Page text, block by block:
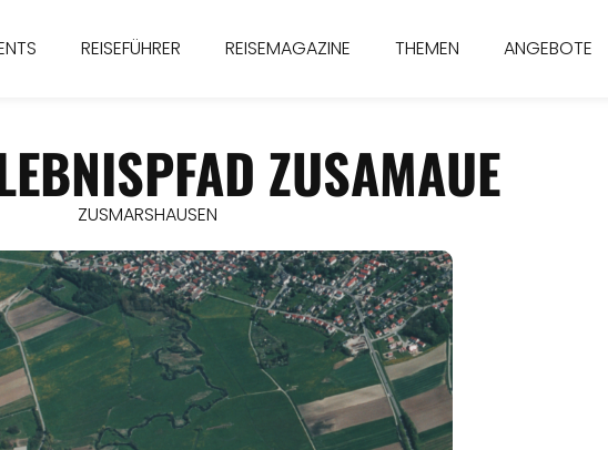
REISEFÜHRER REISEMAGAZINE THEMEN ANGEBOTE
ZUSAMAUE
ZUSMARSHAUSEN